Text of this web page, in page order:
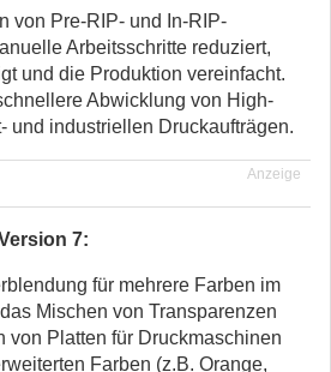
von Pre-RIP- und In-RIP-
Arbeitsschritte reduziert,
und die Produktion vereinfacht.
Abwicklung von High-
und industriellen Druckaufträgen.
Anzeige
7:
für mehrere Farben im
Mischen von Transparenzen
von Platten für Druckmaschinen
Farben (z.B. Orange,